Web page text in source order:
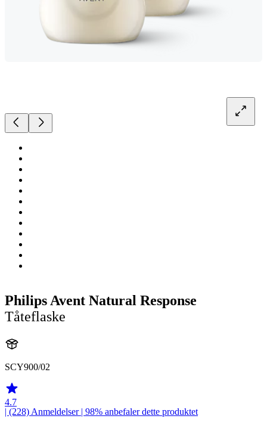
Philips Avent Natural Response
Tåteflaske
SCY900/02
4.7
| (228) Anmeldelser| 98% anbefaler dette produktet